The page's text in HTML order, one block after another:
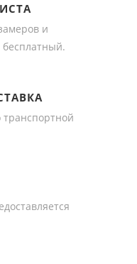
и
бесплатный.